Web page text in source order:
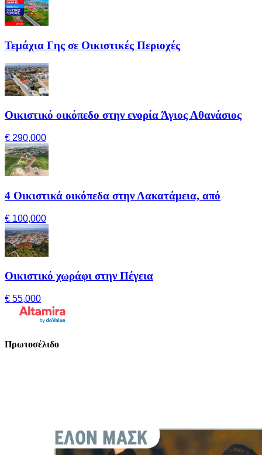
Τεμάχια Γης σε Οικιστικές Περιοχές
Οικιστικό οικόπεδο στην ενορία Άγιος Αθανάσιος
€ 290,000
4 Οικιστικά οικόπεδα στην Λακατάμεια, από
€ 100,000
Οικιστικό χωράφι στην Πέγεια
€ 55,000
Πρωτοσέλιδο